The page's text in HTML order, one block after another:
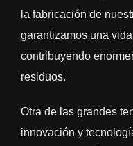
la fabricación de
garantizamos una
contribuyendo
residuos.
Otra de las grandes
innovación y